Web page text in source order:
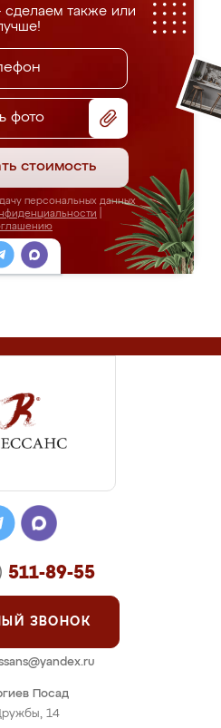
сделаем также или
фото
стоимость
персональных данных
Посад
14
511-89-55
ЗВОНОК